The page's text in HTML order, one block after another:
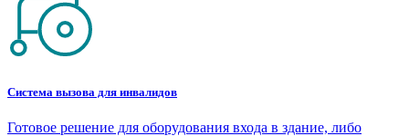
Система вызова для инвалидов
Готовое решение для оборудования входа в здание, либо